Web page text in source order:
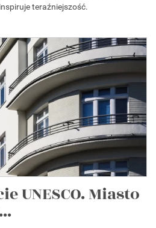
teraźniejszość.
UNESCO. Miasto